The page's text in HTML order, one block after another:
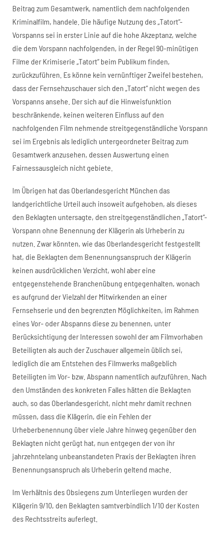
Beitrag zum Gesamtwerk, namentlich dem nachfolgenden
Kriminalfilm, handele. Die häufige Nutzung des „Tatort“-
Vorspanns sei in erster Linie auf die hohe Akzeptanz, welche
die dem Vorspann nachfolgenden, in der Regel 90-minütigen
Filme der Krimiserie „Tatort“ beim Publikum finden,
zurückzuführen. Es könne kein vernünftiger Zweifel bestehen,
dass der Fernsehzuschauer sich den „Tatort“ nicht wegen des
Vorspanns ansehe. Der sich auf die Hinweisfunktion
beschränkende, keinen weiteren Einfluss auf den
nachfolgenden Film nehmende streitgegenständliche Vorspann
sei im Ergebnis als lediglich untergeordneter Beitrag zum
Gesamtwerk anzusehen, dessen Auswertung einen
Fairnessausgleich nicht gebiete.
Im Übrigen hat das Oberlandesgericht München das
landgerichtliche Urteil auch insoweit aufgehoben, als dieses
den Beklagten untersagte, den streitgegenständlichen „Tatort“-
Vorspann ohne Benennung der Klägerin als Urheberin zu
nutzen. Zwar könnten, wie das Oberlandesgericht festgestellt
hat, die Beklagten dem Benennungsanspruch der Klägerin
keinen ausdrücklichen Verzicht, wohl aber eine
entgegenstehende Branchenübung entgegenhalten, wonach
es aufgrund der Vielzahl der Mitwirkenden an einer
Fernsehserie und den begrenzten Möglichkeiten, im Rahmen
eines Vor- oder Abspanns diese zu benennen, unter
Berücksichtigung der Interessen sowohl der am Filmvorhaben
Beteiligten als auch der Zuschauer allgemein üblich sei,
lediglich die am Entstehen des Filmwerks maßgeblich
Beteiligten im Vor- bzw. Abspann namentlich aufzuführen. Nach
den Umständen des konkreten Falles hätten die Beklagten
auch, so das Oberlandesgericht, nicht mehr damit rechnen
müssen, dass die Klägerin, die ein Fehlen der
Urheberbenennung über viele Jahre hinweg gegenüber den
Beklagten nicht gerügt hat, nun entgegen der von ihr
jahrzehntelang unbeanstandeten Praxis der Beklagten ihren
Benennungsanspruch als Urheberin geltend mache.
Im Verhältnis des Obsiegens zum Unterliegen wurden der
Klägerin 9/10, den Beklagten samtverbindlich 1/10 der Kosten
des Rechtsstreits auferlegt.